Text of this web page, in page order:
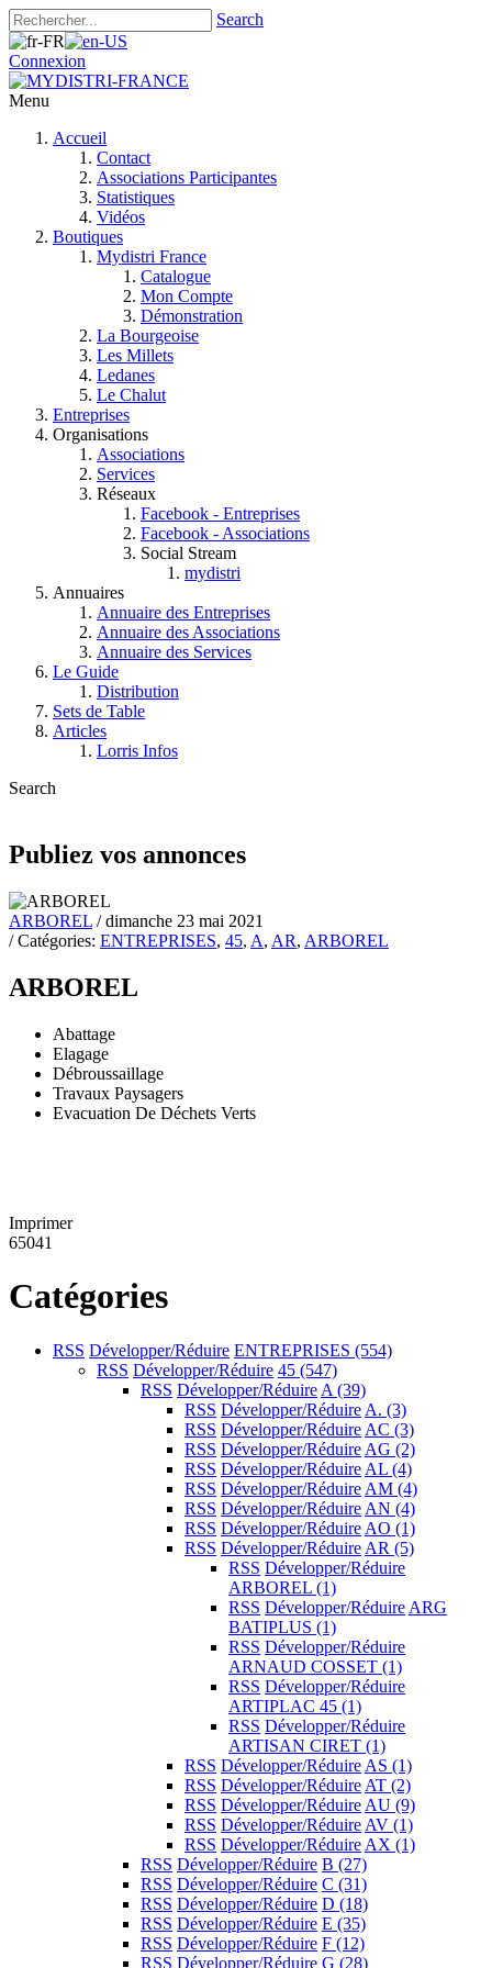
Search
Connexion
Menu
Accueil
Contact
Associations Participantes
Statistiques
Vidéos
Boutiques
Mydistri France
Catalogue
Mon Compte
Démonstration
La Bourgeoise
Les Millets
Ledanes
Le Chalut
Entreprises
Organisations
Associations
Services
Réseaux
Facebook - Entreprises
Facebook - Associations
Social Stream
mydistri
Annuaires
Annuaire des Entreprises
Annuaire des Associations
Annuaire des Services
Le Guide
Distribution
Sets de Table
Articles
Lorris Infos
Search
Publiez vos annonces
ARBOREL / dimanche 23 mai 2021
/ Catégories: ENTREPRISES, 45, A, AR, ARBOREL
ARBOREL
Abattage
Elagage
Débroussaillage
Travaux Paysagers
Evacuation De Déchets Verts
Imprimer
65041
Catégories
RSS Développer/Réduire ENTREPRISES (554)
RSS Développer/Réduire 45 (547)
RSS Développer/Réduire A (39)
RSS Développer/Réduire A. (3)
RSS Développer/Réduire AC (3)
RSS Développer/Réduire AG (2)
RSS Développer/Réduire AL (4)
RSS Développer/Réduire AM (4)
RSS Développer/Réduire AN (4)
RSS Développer/Réduire AO (1)
RSS Développer/Réduire AR (5)
RSS Développer/Réduire
ARBOREL (1)
RSS Développer/Réduire ARG
BATIPLUS (1)
RSS Développer/Réduire
ARNAUD COSSET (1)
RSS Développer/Réduire
ARTIPLAC 45 (1)
RSS Développer/Réduire
ARTISAN CIRET (1)
RSS Développer/Réduire AS (1)
RSS Développer/Réduire AT (2)
RSS Développer/Réduire AU (9)
RSS Développer/Réduire AV (1)
RSS Développer/Réduire AX (1)
RSS Développer/Réduire B (27)
RSS Développer/Réduire C (31)
RSS Développer/Réduire D (18)
RSS Développer/Réduire E (35)
RSS Développer/Réduire F (12)
RSS Développer/Réduire G (28)